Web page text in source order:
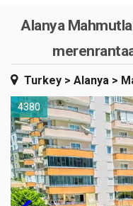
Alanya
Turkey > Alanya >
4380